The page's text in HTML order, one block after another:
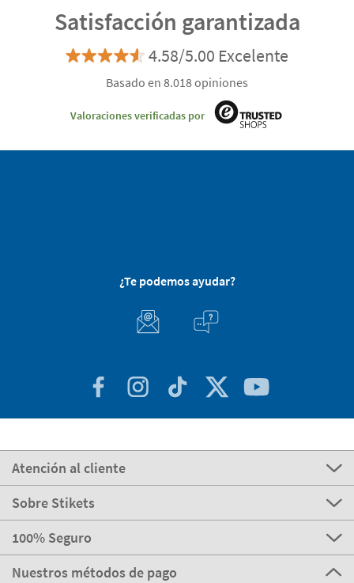
Satisfacción garantizada
4.58/5.00 Excelente
Basado en 8.018 opiniones
Valoraciones verificadas por
¿Te podemos ayudar?
Atención al cliente
Sobre Stikets
100% Seguro
Nuestros métodos de pago